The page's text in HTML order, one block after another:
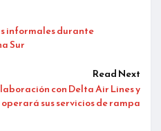
informales durante
Sur
Read Next
con Delta Air Lines y
operará sus servicios de rampa